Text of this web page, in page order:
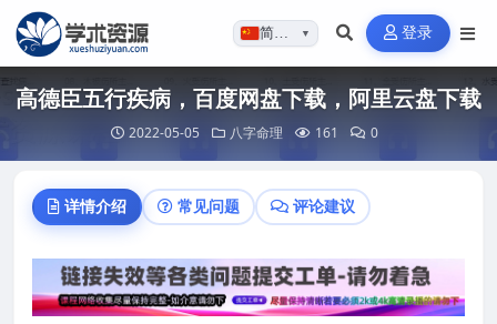
简体…▼ 登录
高德臣五行疾病，百度网盘下载，阿里云盘下载
2022-05-05 八字命理 161 0
详情介绍 常见问题 评论建议